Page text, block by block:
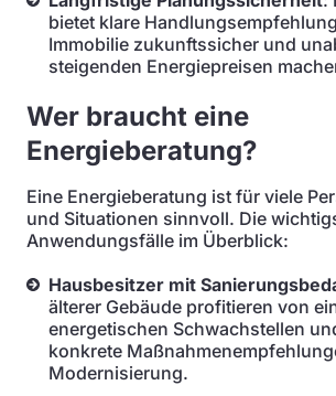
bietet klare
Immobilie zukunftssicher und
steigenden Energiepreisen
Wer braucht eine
Energieberatung?
Eine Energieberatung ist für viele
und Situationen sinnvoll. Die
Anwendungsfälle im Überblick:
Hausbesitzer mit
älterer Gebäude profitieren von
energetischen Schwachstellen
konkrete
Modernisierung.